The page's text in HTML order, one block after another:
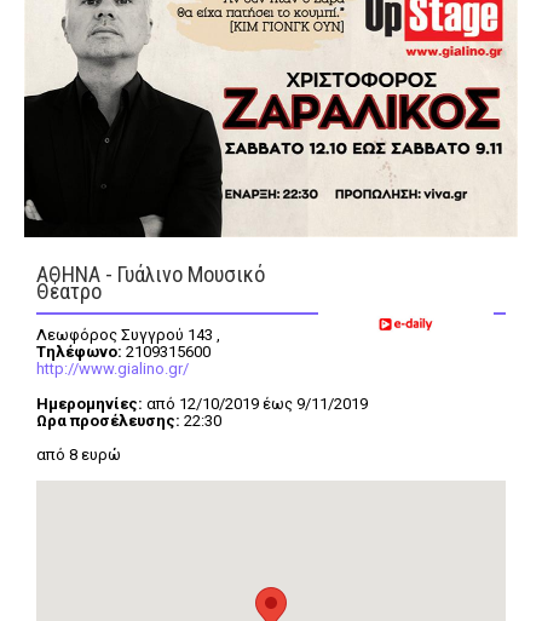
Agenda
Eurovision
OMG
A-List LGBTQI+
ΑΘΗΝΑ - Γυάλινο Μουσικό
Θέατρο
Λεωφόρος Συγγρού 143 ,
Tηλέφωνο: 2109315600
http://www.gialino.gr/
Ημερομηνίες: από 12/10/2019 έως 9/11/2019
Ωρα προσέλευσης: 22:30
από 8 ευρώ